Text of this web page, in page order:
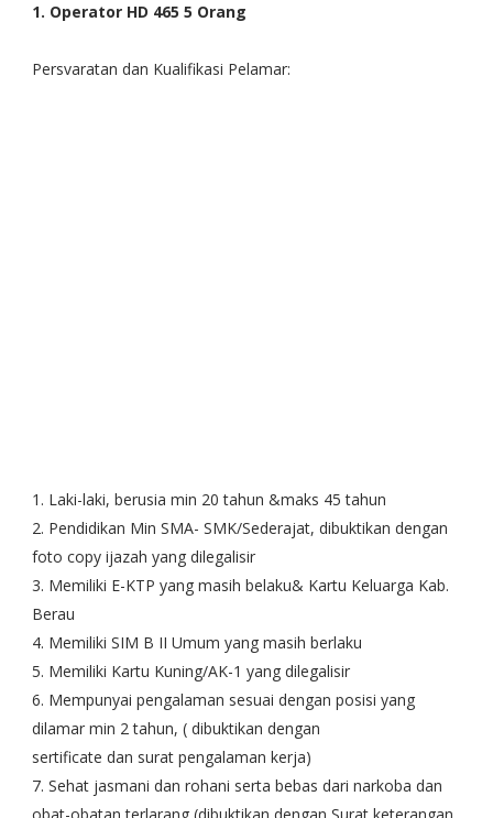
1. Operator HD 465 5 Orang
Persvaratan dan Kualifikasi Pelamar:
1. Laki-laki, berusia min 20 tahun &maks 45 tahun
2. Pendidikan Min SMA- SMK/Sederajat, dibuktikan dengan
foto copy ijazah yang dilegalisir
3. Memiliki E-KTP yang masih belaku& Kartu Keluarga Kab.
Berau
4. Memiliki SIM B II Umum yang masih berlaku
5. Memiliki Kartu Kuning/AK-1 yang dilegalisir
6. Mempunyai pengalaman sesuai dengan posisi yang
dilamar min 2 tahun, ( dibuktikan dengan
sertificate dan surat pengalaman kerja)
7. Sehat jasmani dan rohani serta bebas dari narkoba dan